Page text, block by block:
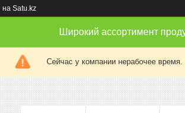
на Satu.kz
Широкий ассортимент
Сейчас у компании нерабочее